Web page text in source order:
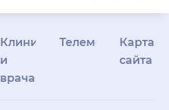
Клиникам
и
врачам
Телемедицина
Карта
сайта